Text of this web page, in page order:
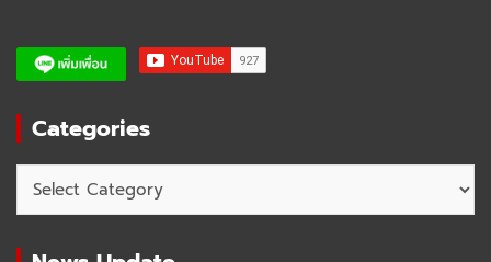
Categories